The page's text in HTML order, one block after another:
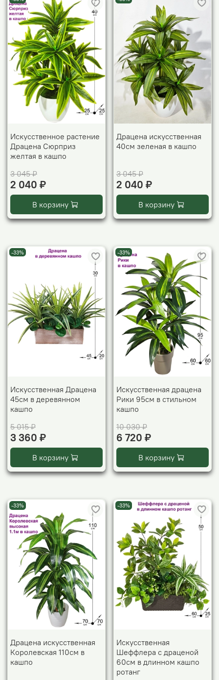
Искусственное растение
Драцена Сюрприз
желтая в кашпо
3 045 ₽
2 040 ₽
В корзину
Драцена искусственная
40см зеленая в кашпо
3 045 ₽
2 040 ₽
В корзину
-33%
Искусственная Драцена
45см в деревянном
кашпо
5 015 ₽
3 360 ₽
В корзину
-33%
Искусственная драцена
Рики 95см в стильном
кашпо
10 030 ₽
6 720 ₽
В корзину
-33%
Драцена искусственная
Королевская 110см в
кашпо
-33%
Искусственная
Шеффлера с драценой
60см в длинном кашпо
ротанг